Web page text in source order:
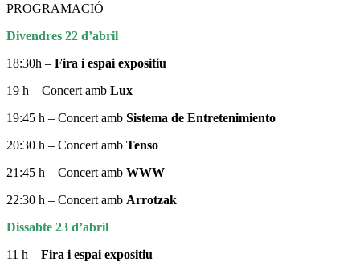
PROGRAMACIÓ
Divendres 22 d’abril
18:30h – Fira i espai expositiu
19 h – Concert amb Lux
19:45 h – Concert amb Sistema de Entretenimiento
20:30 h – Concert amb Tenso
21:45 h – Concert amb WWW
22:30 h – Concert amb Arrotzak
Dissabte 23 d’abril
11 h – Fira i espai expositiu